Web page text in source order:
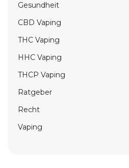
Gesundheit
CBD Vaping
THC Vaping
HHC Vaping
THCP Vaping
Ratgeber
Recht
Vaping